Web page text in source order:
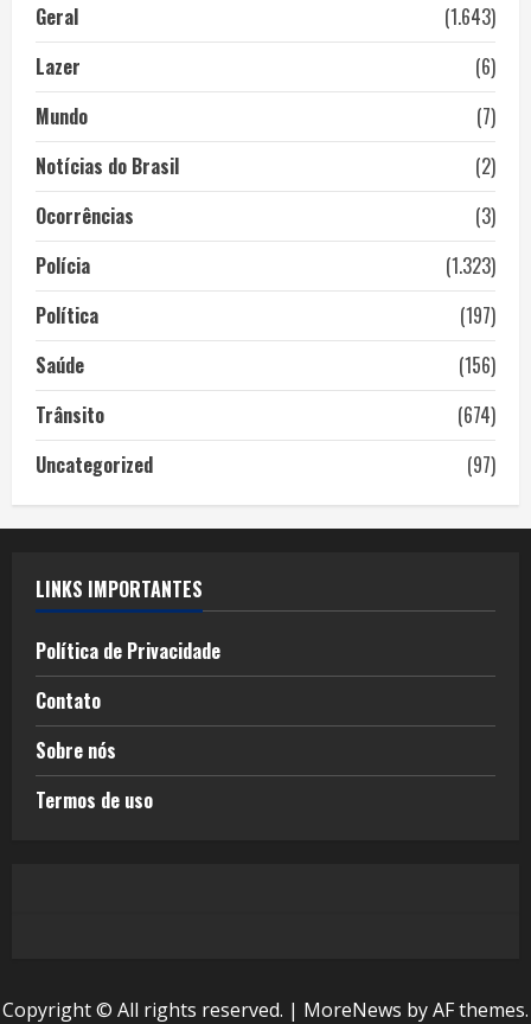
Geral
(1.643)
Lazer
(6)
Mundo
(7)
Notícias do Brasil
(2)
Ocorrências
(3)
Polícia
(1.323)
Política
(197)
Saúde
(156)
Trânsito
(674)
Uncategorized
(97)
LINKS IMPORTANTES
Política de Privacidade
Contato
Sobre nós
Termos de uso
Copyright © All rights reserved. | MoreNews by AF themes.